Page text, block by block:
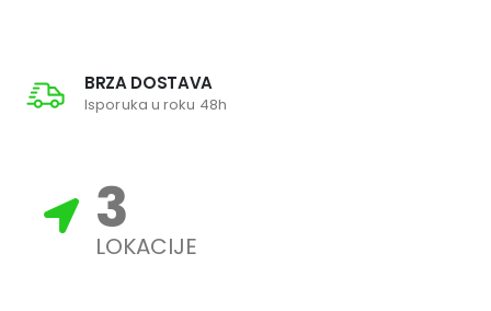
BRZA DOSTAVA
Isporuka u roku 48h
3
LOKACIJE